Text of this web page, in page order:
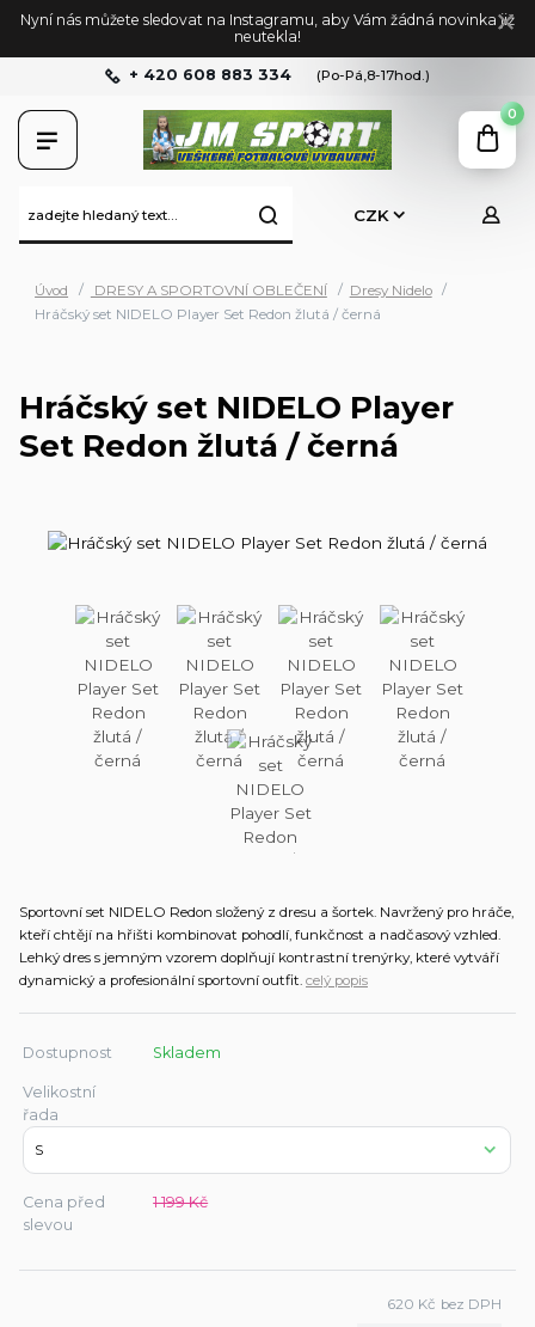
Nyní nás můžete sledovat na Instagramu, aby Vám žádná novinka již
neutekla!
CZK
+ 420 608 883 334 (Po-Pá,8-17hod.)
0
Úvod DRESY A SPORTOVNÍ OBLEČENÍ
Dresy Nidelo
Hráčský set NIDELO Player Set Redon žlutá / černá
Hráčský set NIDELO Player
Set Redon žlutá / černá
Sportovní set NIDELO Redon složený z dresu a šortek. Navržený pro hráče,
kteří chtějí na hřišti kombinovat pohodlí, funkčnost a nadčasový vzhled.
Lehký dres s jemným vzorem doplňují kontrastní trenýrky, které vytváří
dynamický a profesionální sportovní outfit. celý popis
Dostupnost Skladem
Velikostní
řada
Cena před
slevou
1 199 Kč
620 Kč bez DPH